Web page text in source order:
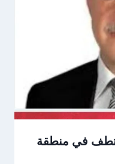
في منطقة